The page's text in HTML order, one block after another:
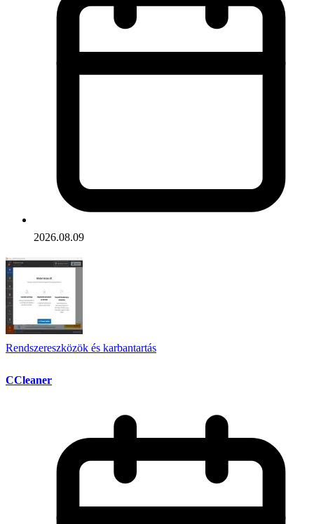
2026.08.09
Rendszereszközök és karbantartás
CCleaner